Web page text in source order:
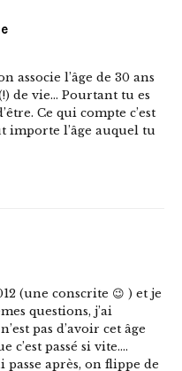
associe l’âge de 30 ans
de vie… Pourtant tu es
Ce qui compte c’est
importe l’âge auquel tu
(une conscrite 😉 ) et je
questions, j’ai
pas d’avoir cet âge
c’est passé si vite….
après, on flippe de